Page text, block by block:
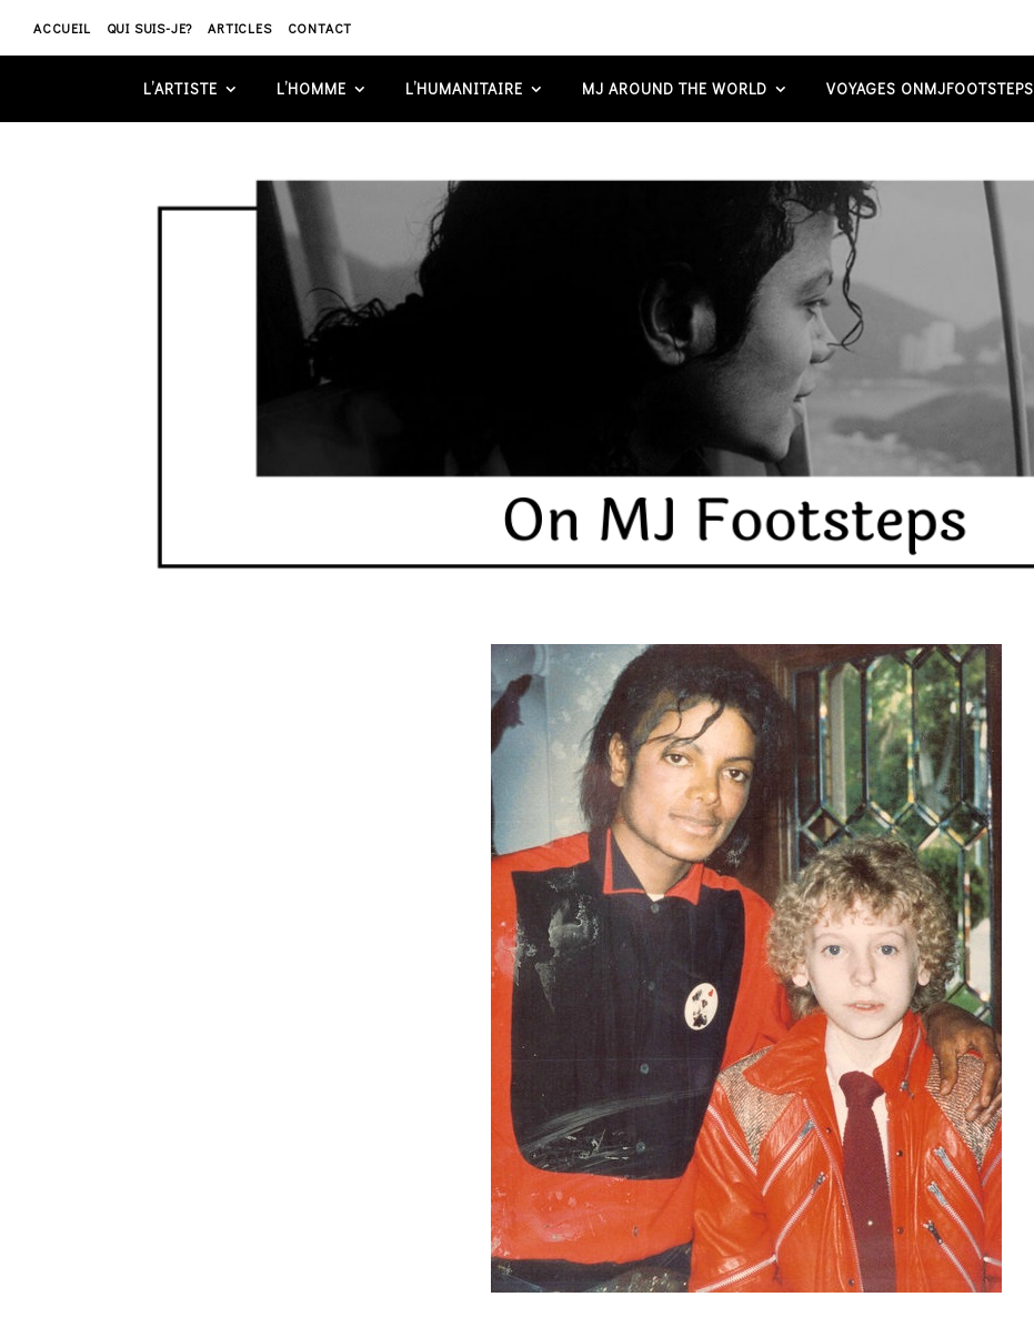
ACCUEIL QUI SUIS-JE? ARTICLES CONTACT
L’ARTISTE L’HOMME L’HUMANITAIRE MJ AROUND THE WORLD VOYAGES ONMJFOOTSTEPS